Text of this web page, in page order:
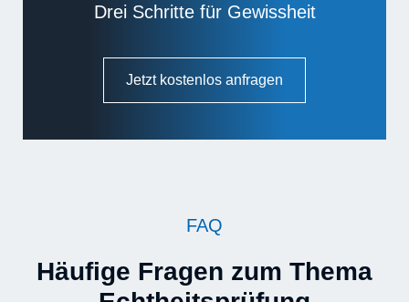
Drei Schritte für Gewissheit
Jetzt kostenlos anfragen
FAQ
Häufige Fragen zum Thema